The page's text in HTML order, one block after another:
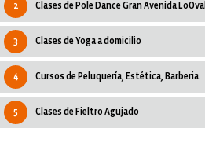
2 Clases de Pole Dance Gran Avenida
3 Clases de Yoga a domicilio
4 Cursos de Peluquería, Estética, Barberia
5 Clases de Fieltro Agujado